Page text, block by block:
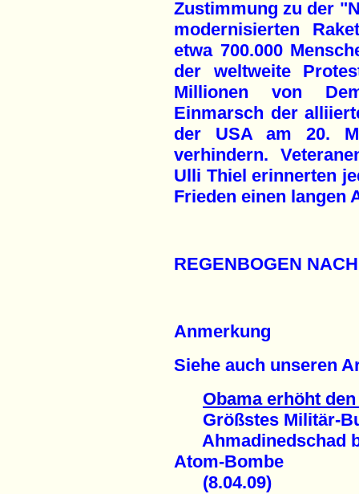
Zustimmung zu der
modernisierten
etwa 700.000
der weltweite
Millionen von
Einmarsch der
der USA am 20.
verhindern.
Ulli Thiel erinnerten
Frieden einen langen
REGENBOGEN
Anmerkung
Siehe auch unseren
Obama erhöht
Größstes Militär-
Ahmadinedschad
Atom-Bombe
(8.04.09)